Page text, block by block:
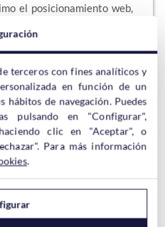
el posicionamiento web,
quizás no conozcas que
y del que vamos a hablar
SEO, que digamos, es la
del SEO. Este…
un buen
de tu
terceros con fines analíticos y
en función de un
de navegación. Puedes
pulsando en "Configurar",
clic en "Aceptar", o
Para más información
.